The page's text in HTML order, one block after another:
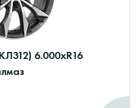
6.000xR16